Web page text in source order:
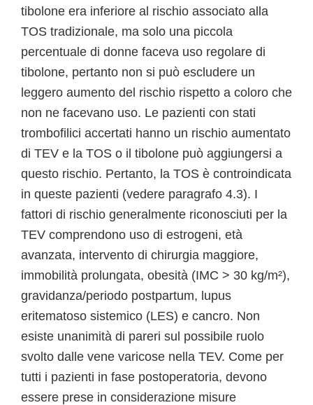
tibolone era inferiore al rischio associato alla
TOS tradizionale, ma solo una piccola
percentuale di donne faceva uso regolare di
tibolone, pertanto non si può escludere un
leggero aumento del rischio rispetto a coloro che
non ne facevano uso. Le pazienti con stati
trombofilici accertati hanno un rischio aumentato
di TEV e la TOS o il tibolone può aggiungersi a
questo rischio. Pertanto, la TOS è controindicata
in queste pazienti (vedere paragrafo 4.3). I
fattori di rischio generalmente riconosciuti per la
TEV comprendono uso di estrogeni, età
avanzata, intervento di chirurgia maggiore,
immobilità prolungata, obesità (IMC > 30 kg/m²),
gravidanza/periodo postpartum, lupus
eritematoso sistemico (LES) e cancro. Non
esiste unanimità di pareri sul possibile ruolo
svolto dalle vene varicose nella TEV. Come per
tutti i pazienti in fase postoperatoria, devono
essere prese in considerazione misure